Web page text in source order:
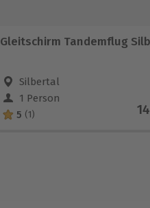
Gleitschirm Tandemflug
Silbertal
1 Person
5 (1)